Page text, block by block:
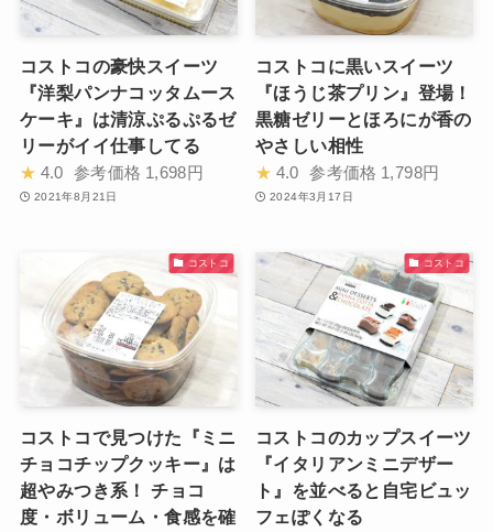
コストコの豪快スイーツ
『洋梨パンナコッタムース
ケーキ』は清涼ぷるぷるゼ
リーがイイ仕事してる
★ 4.0 参考価格 1,698円
2021年8月21日
コストコに黒いスイーツ
『ほうじ茶プリン』登場！
黒糖ゼリーとほろにが香の
やさしい相性
★ 4.0 参考価格 1,798円
2024年3月17日
コストコ
コストコで見つけた『ミニ
チョコチップクッキー』は
超やみつき系！ チョコ
度・ボリューム・食感を確
コストコ
コストコのカップスイーツ
『イタリアンミニデザー
ト』を並べると自宅ビュッ
フェぽくなる